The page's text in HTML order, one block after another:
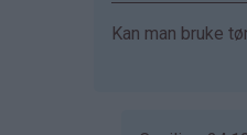
Som
Kan man bruke